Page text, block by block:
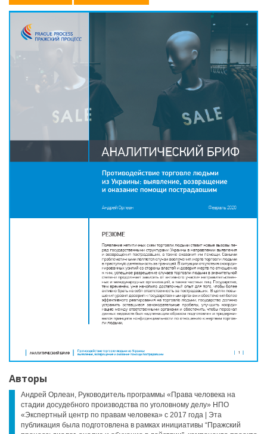
Авторы
Андрей Орлеан, Руководитель программы «Права человека на
стадии досудебного производства по уголовному делу» НПО
«Экспертный центр по правам человека» с 2017 года | Эта
публикация была подготовлена в рамках инициативы “Пражский